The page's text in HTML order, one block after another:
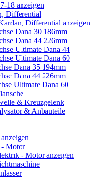
18 anzeigen
Differential
Differential anzeigen
Dana 30 186mm
Dana 44 226mm
Ultimate Dana 44
Ultimate Dana 60
Dana 35 194mm
Dana 44 226mm
Ultimate Dana 60
& Kreuzgelenk
& Anbauteile
Motor
- Motor anzeigen